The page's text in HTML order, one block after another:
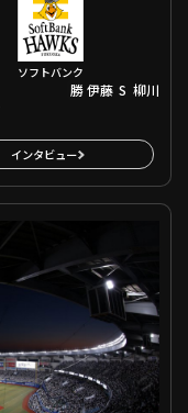
シーポリシー
ト募集（別ウィンドウで開く
ソフトバンク
勝伊藤 S 柳川
インタビュー